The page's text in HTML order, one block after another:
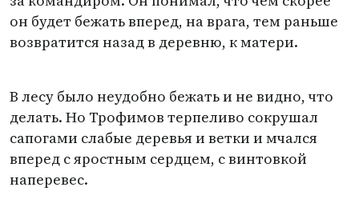
он будет бежать вперед, на врага, тем раньше
возвратится назад в деревню, к матери.
В лесу было неудобно бежать и не видно, что
делать. Но Трофимов терпеливо сокрушал
сапогами слабые деревья и ветки и мчался
вперед с яростным сердцем, с винтовкой
наперевес.